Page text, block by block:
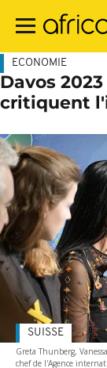
contenu
ECONOMIE
Davos
critiquent
Greta Thunberg,
chef de l'Agence
SUISSE